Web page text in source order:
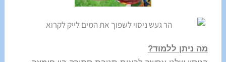
מה ניתן ללמוד?